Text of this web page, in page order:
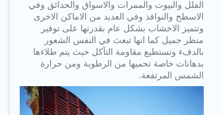
الفلل والبيوت والممرات والاسواق والحدائق وفي
الاسطح والنوافذ وفي العديد من الاماكن الاخرى
وتتميز الاخشاب بشكل عام بقدرتها على توفير
منظر جميل كما انها تبعث في النفس الشعور
بالدفء وتستطيع مقاومة التآكل حيث يتم طلاءها
بدهانات خاصة تحميها من الرطوبة ومن حرارة
الشمس المرتفعة.